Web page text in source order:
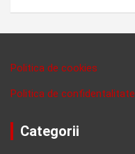
Politica de cookies
Politica de confidentalitate
Categorii